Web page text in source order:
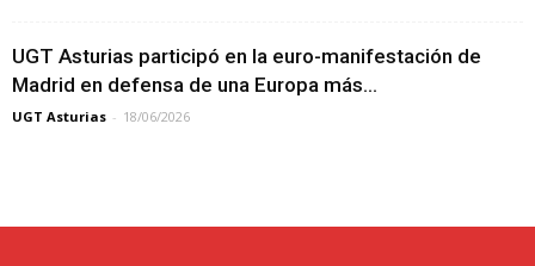
UGT Asturias participó en la euro-manifestación de
Madrid en defensa de una Europa más...
UGT Asturias - 18/06/2026